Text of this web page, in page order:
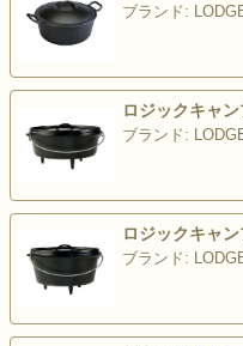
ブランド:
ロジックキャ
ブランド:
ロジックキャ
ブランド: